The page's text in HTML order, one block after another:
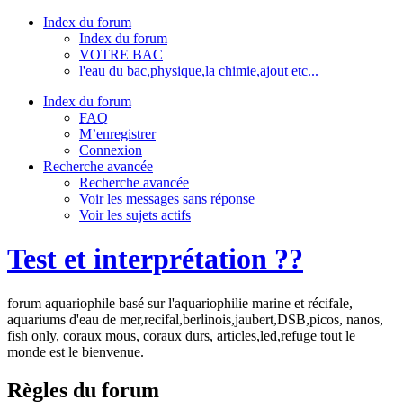
Index du forum
Index du forum
VOTRE BAC
l'eau du bac,physique,la chimie,ajout etc...
Index du forum
FAQ
M’enregistrer
Connexion
Recherche avancée
Recherche avancée
Voir les messages sans réponse
Voir les sujets actifs
Test et interprétation ??
forum aquariophile basé sur l'aquariophilie marine et récifale,
aquariums d'eau de mer,recifal,berlinois,jaubert,DSB,picos, nanos,
fish only, coraux mous, coraux durs, articles,led,refuge tout le
monde est le bienvenue.
Règles du forum